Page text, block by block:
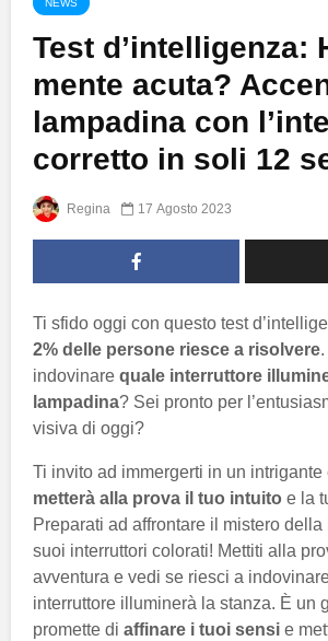
NEWS
Test d’intelligenza:
mente acuta?
lampadina con
corretto in soli 12
Regina 17 Agosto 2023
Ti sfido oggi con questo test
2% delle persone riesce a risolvere
indovinare quale interruttore
lampadina? Sei pronto per
visiva di oggi?
Ti invito ad immergerti in un intrigante
metterà alla prova il tuo intuito e la
Preparati ad affrontare il mistero
suoi interruttori colorati! Mettiti alla
avventura e vedi se riesci a
interruttore illuminerà la stanza. È un
promette di affinare i tuoi sensi e